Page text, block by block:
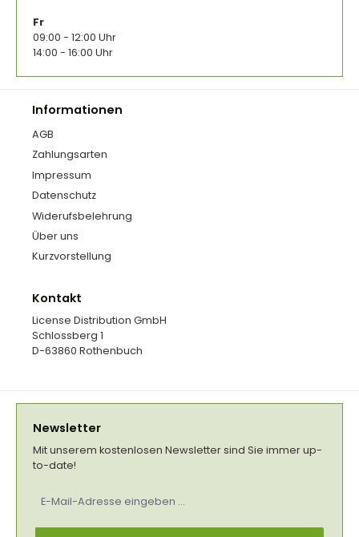
Fr
09:00 - 12:00 Uhr
14:00 - 16:00 Uhr
Informationen
AGB
Zahlungsarten
Impressum
Datenschutz
Widerufsbelehrung
Über uns
Kurzvorstellung
Kontakt
License Distribution GmbH
Schlossberg 1
D-63860 Rothenbuch
Newsletter
Mit unserem kostenlosen Newsletter sind Sie immer up-
to-date!
Mail-